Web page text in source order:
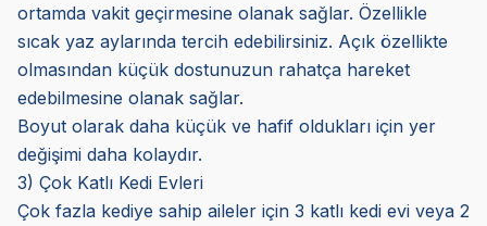
ortamda vakit geçirmesine olanak sağlar. Özellikle
sıcak yaz aylarında tercih edebilirsiniz. Açık özellikte
olmasından küçük dostunuzun rahatça hareket
edebilmesine olanak sağlar.
Boyut olarak daha küçük ve hafif oldukları için yer
değişimi daha kolaydır.
3) Çok Katlı Kedi Evleri
Çok fazla kediye sahip aileler için 3 katlı kedi evi veya 2